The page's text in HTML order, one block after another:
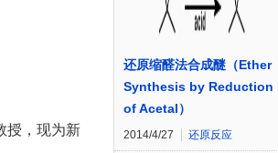
授，现为新
还原缩醛法合成醚（Ether
Synthesis by Reduction
of Acetal）
2014/4/27 还原反应